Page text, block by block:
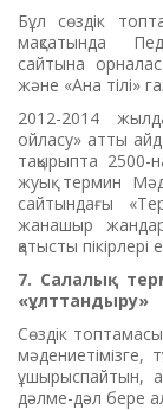
Бұл сөздік
мақсатында
сайтына
және «Ана тілі»
2012-2014
ойласу» атты
тақырыпта
жуық термин
сайтындағы
жанашыр
қатысты пікірлері
7. Салалық
«ұлттандыру»
Сөздік
мәдениетімізге,
ұшырыспайтын, ал
дәлме-дәл бере